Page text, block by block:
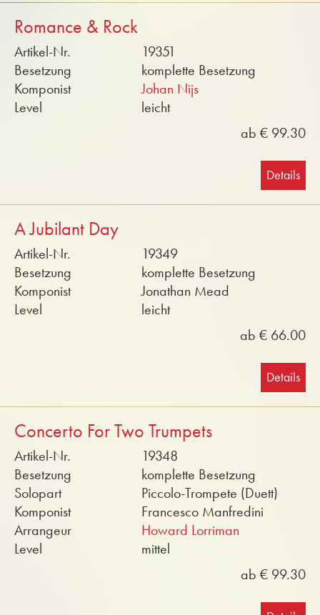
Romance & Rock
Artikel-Nr.
19351
Besetzung
komplette Besetzung
Komponist
Johan Nijs
Level
leicht
ab € 99.30
Details
A Jubilant Day
Artikel-Nr.
19349
Besetzung
komplette Besetzung
Komponist
Jonathan Mead
Level
leicht
ab € 66.00
Details
Concerto For Two Trumpets
Artikel-Nr.
19348
Besetzung
komplette Besetzung
Solopart
Piccolo-Trompete (Duett)
Komponist
Francesco Manfredini
Arrangeur
Howard Lorriman
Level
mittel
ab € 99.30